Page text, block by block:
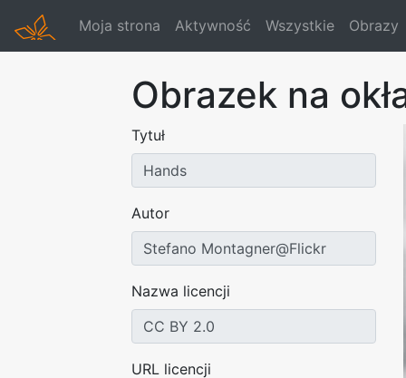
Moja strona Aktywność Wszystkie Obrazy
Obrazek na
Tytuł
Autor
Nazwa licencji
URL licencji